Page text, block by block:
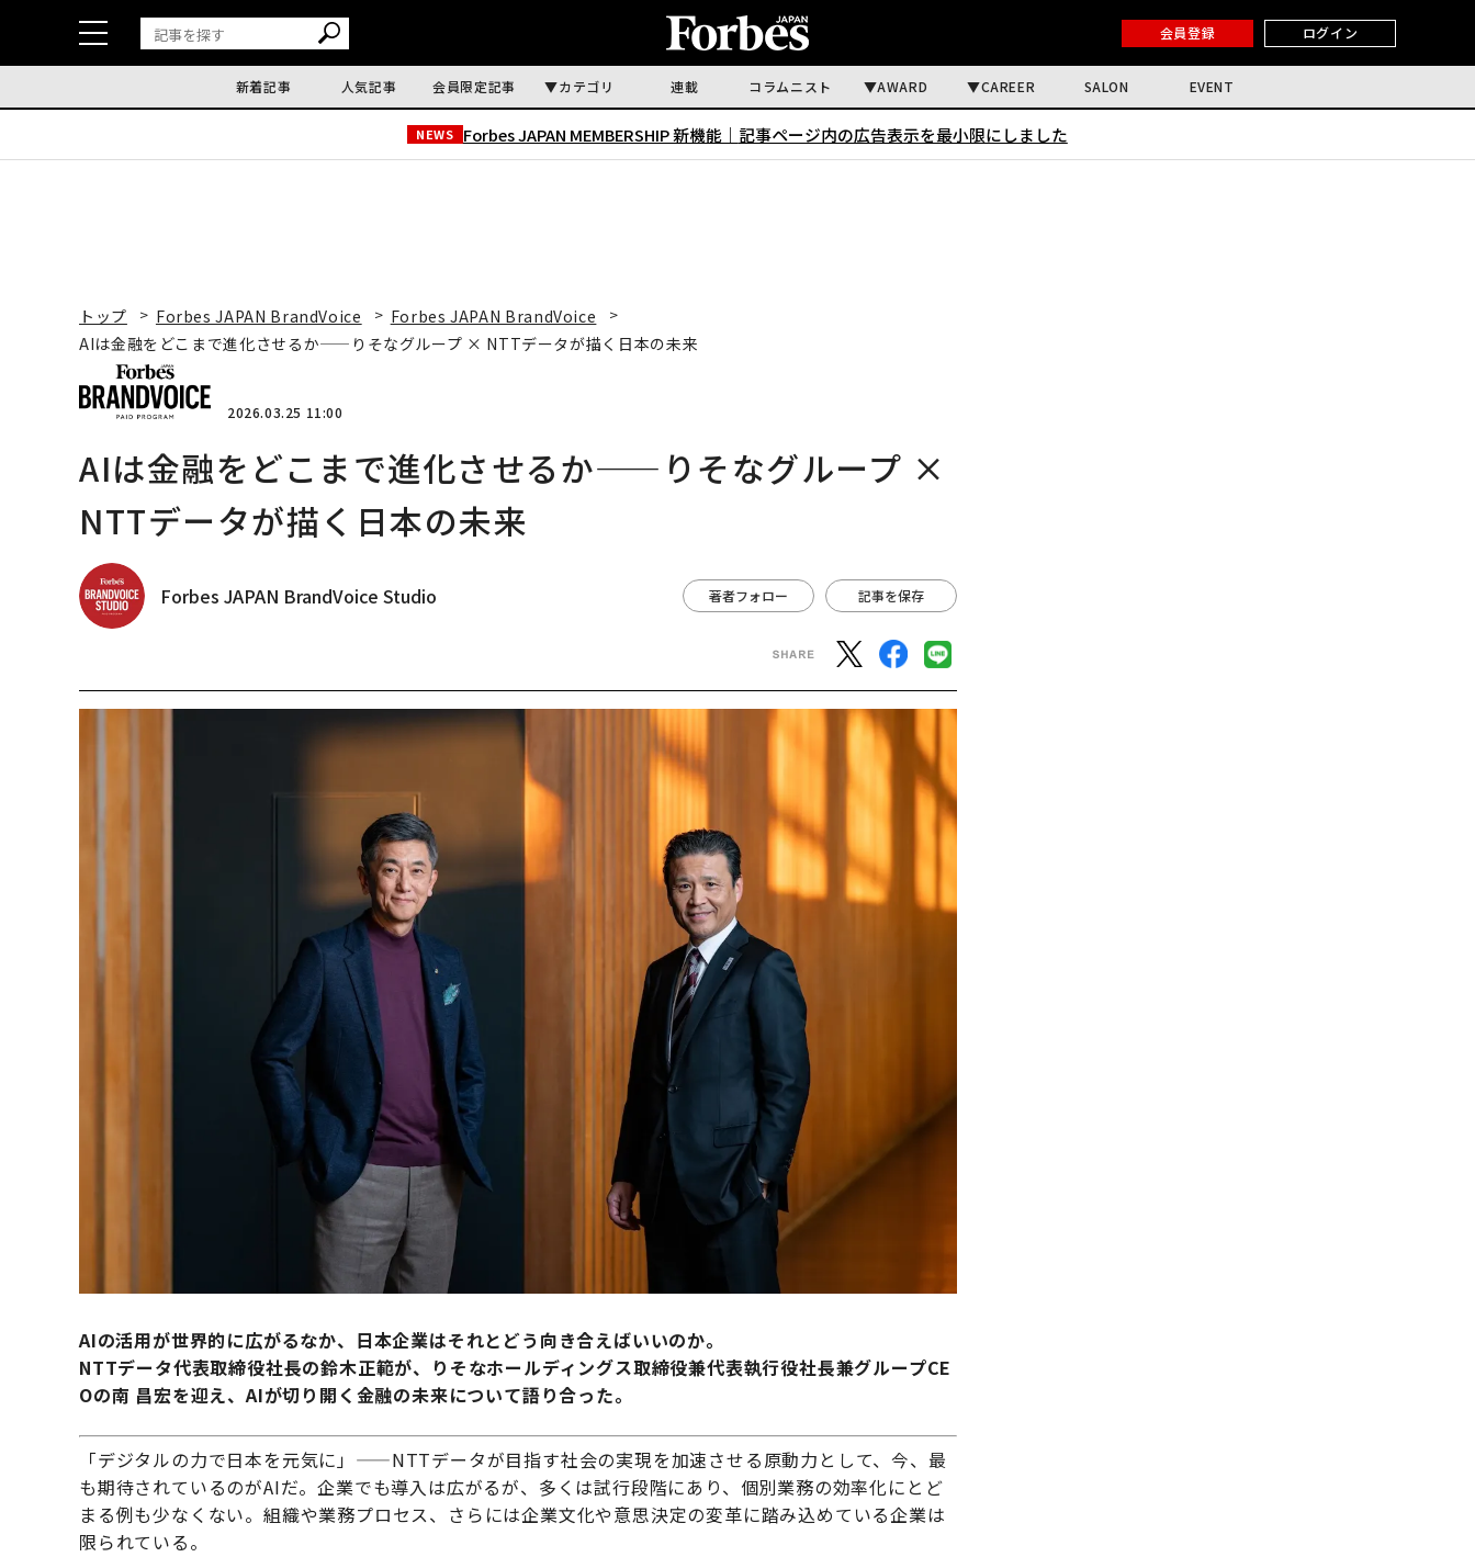
会員登録 ログイン
新着記事 人気記事 会員限定記事 カテゴリ 連載 コラムニスト AWARD CAREER SALON EVENT
NEWS Forbes JAPAN MEMBERSHIP 新機能｜ 記事ページ内の広告表示を最小限にしました
トップ Forbes JAPAN BrandVoice
Forbes JAPAN BrandVoice
AIは金融をどこまで進化させるか——りそなグループ × NTTデータが描く日本の未来
2026.03.25 11:00
AIは金融をどこまで進化させるか——りそなグループ ×
NTTデータが描く日本の未来
Forbes JAPAN BrandVoice Studio 著者フォロー 記事を保存
AIの活用が世界的に広がるなか、日本企業はそれとどう向き合えばいいのか。
NTTデータ代表取締役社長の鈴木正範が、りそなホールディングス取締役兼代表執行役社長兼グループCE
Oの南 昌宏を迎え、AIが切り開く金融の未来について語り合った。
「デジタルの力で日本を元気に」——NTTデータが目指す社会の実現を加速させる原動力として、今、最
も期待されているのがAIだ。企業でも導入は広がるが、多くは試行段階にあり、個別業務の効率化にとど
まる例も少なくない。組織や業務プロセス、さらには企業文化や意思決定の変革に踏み込めている企業は
限られている。